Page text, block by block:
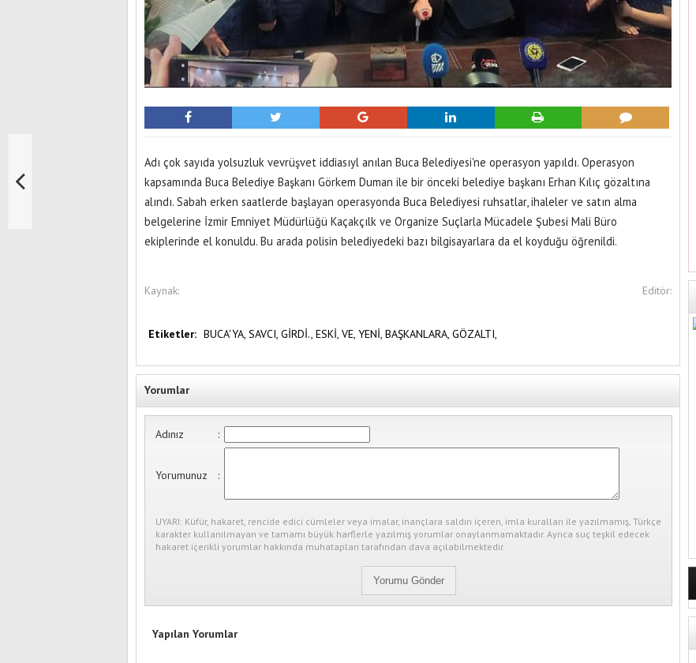
Adı çok sayıda yolsuzluk vevrüşvet iddiasıyl anılan Buca Belediyesi'ne operasyon yapıldı. Operasyon
kapsamında Buca Belediye Başkanı Görkem Duman ile bir önceki belediye başkanı Erhan Kılıç gözaltına
alındı. Sabah erken saatlerde başlayan operasyonda Buca Belediyesi ruhsatlar, ihaleler ve satın alma
belgelerine İzmir Emniyet Müdürlüğü Kaçakçılk ve Organize Suçlarla Mücadele Şubesi Mali Büro
ekiplerinde el konuldu. Bu arada polisin belediyedeki bazı bilgisayarlara da el koyduğu öğrenildi.
Kaynak: Editör:
Etiketler: BUCA'YA, SAVCI, GİRDİ., ESKİ, VE, YENİ, BAŞKANLARA, GÖZALTI,
Yorumlar
Adınız :
Yorumunuz :
UYARI: Küfür, hakaret, rencide edici cümleler veya imalar, inançlara saldırı içeren, imla kuralları ile yazılmamış, Türkçe
karakter kullanılmayan ve tamamı büyük harflerle yazılmış yorumlar onaylanmamaktadır. Ayrıca suç teşkil edecek
hakaret içerikli yorumlar hakkında muhatapları tarafından dava açılabilmektedir.
Yapılan Yorumlar